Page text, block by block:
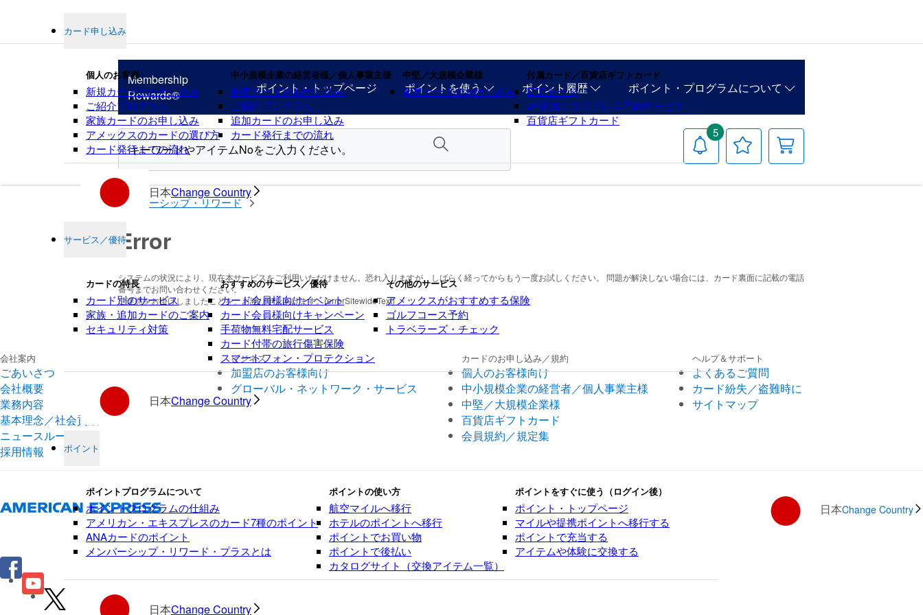
カード申し込み
個人のお客様
新規カードのお申し込み
ご紹介プログラム
家族カードのお申し込み
アメックスのカードの選び方
カード発行までの流れ
中小規模企業の経営者様／個人事業主様
新規カードのお申し込み
ご紹介プログラム
追加カードのお申し込み
カード発行までの流れ
中堅／大規模企業様
新規カードのお申し込み
付属カード／百貨店ギフトカード
ETCカード
JR東海エクスプレス予約サービス
百貨店ギフトカード
日本Change Country
サービス／優待
カードの特長
カード別のサービス
家族・追加カードのご案内
セキュリティ対策
おすすめのサービス／優待
カード会員様向けイベント
カード会員様向けキャンペーン
手荷物無料宅配サービス
カード付帯の旅行傷害保険
スマートフォン・プロテクション
その他のサービス
アメックスがおすすめする保険
ゴルフコース予約
トラベラーズ・チェック
日本Change Country
ポイント
ポイントプログラムについて
ポイントプログラムの仕組み
アメリカン・エキスプレスのカード7種のポイント
ANAカードのポイント
メンバーシップ・リワード・プラスとは
ポイントの使い方
航空マイルへ移行
ホテルのポイントへ移行
ポイントでお買い物
ポイントで後払い
カタログサイト（交換アイテム一覧）
ポイントをすぐに使う（ログイン後）
ポイント・トップページ
マイルや提携ポイントへ移行する
ポイントで充当する
アイテムや体験に交換する
日本Change Country
Membership
Rewards®
ポイント・トップページ ポイントを使う ポイント履歴 ポイント・プログラムについて
ポイント
お
ら
5
お
に
メンバーシップ・リワード
Error
システムの状況により、現在本サービスをご利用いただけません。恐れ入りますが、しばらく経ってからもう一度お試しください。 問題が解決しない場合には、カード裏面に記載の電話
番号までお問い合わせください。
ご迷惑をお掛けしましたことを、お詫び申しあげます。(errorSitewideText)
会社案内
ごあいさつ
会社概要
業務内容
基本理念／社会貢献
ニュースルーム
採用情報
ビジネス
加盟店のお客様向け
グローバル・ネットワーク・サービス
カードのお申し込み／規約
個人のお客様向け
中小規模企業の経営者／個人事業主様
中堅／大規模企業様
百貨店ギフトカード
会員規約／規定集
ヘルプ＆サポート
よくあるご質問
カード紛失／盗難時に
サイトマップ
日本Change Country